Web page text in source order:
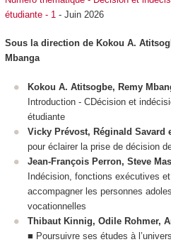
étudiante - 1 - Juin 2026
Sous la direction de Kokou A.
Mbanga
Kokou A. Atitsogbe, Remy
Introduction - CDécision et
étudiante
Vicky Prévost, Réginald Savard
pour éclairer la prise de décision
Jean-François Perron, Steve
Indécision, fonctions exécutives
accompagner les personnes
vocationnelles
Thibaut Kinnig, Odile Rohmer,
■ Poursuivre ses études à